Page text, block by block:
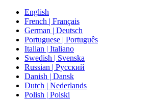
English
French | Français
German | Deutsch
Portuguese | Português
Italian | Italiano
Swedish | Svenska
Russian | Русский
Danish | Dansk
Dutch | Nederlands
Polish | Polski